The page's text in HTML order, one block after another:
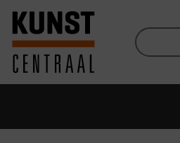
Ga naar hoofdinhoud
Terug naar homepage